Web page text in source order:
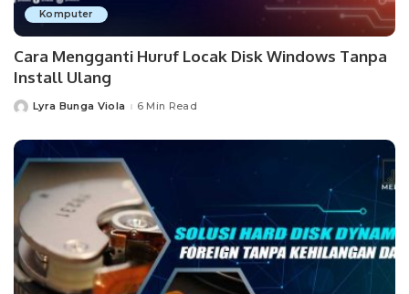
Komputer
Cara Mengganti Huruf Locak Disk Windows Tanpa
Install Ulang
PostedLyra Bunga Viola 6 Min Read